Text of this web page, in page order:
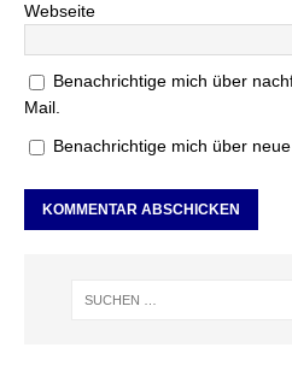
Webseite
Benachrichtige mich über
Mail.
Benachrichtige mich über